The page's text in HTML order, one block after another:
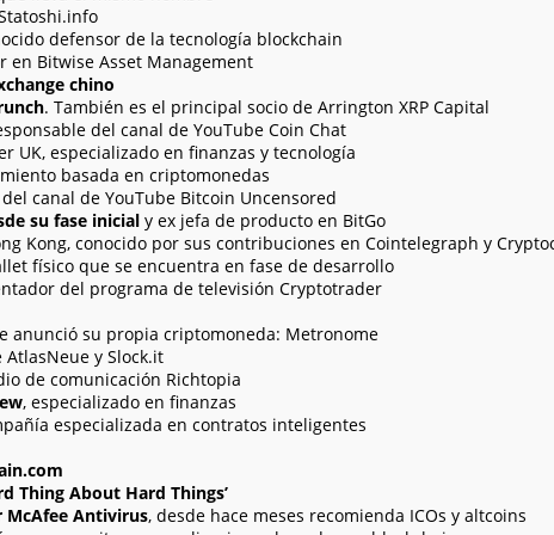
defensor de la tecnología blockchain
en Bitwise Asset Management
chino
. También es el principal socio de Arrington XRP Capital
del canal de YouTube Coin Chat
UK, especializado en finanzas y tecnología
basada en criptomonedas
canal de YouTube Bitcoin Uncensored
su fase inicial y ex jefa de producto en BitGo
Kong, conocido por sus contribuciones en Cointelegraph y
físico que se encuentra en fase de desarrollo
del programa de televisión Cryptotrader
anunció su propia criptomoneda: Metronome
y Slock.it
de comunicación Richtopia
, especializado en finanzas
especializada en contratos inteligentes
Thing About Hard Things’
McAfee Antivirus, desde hace meses recomienda ICOs y altcoins